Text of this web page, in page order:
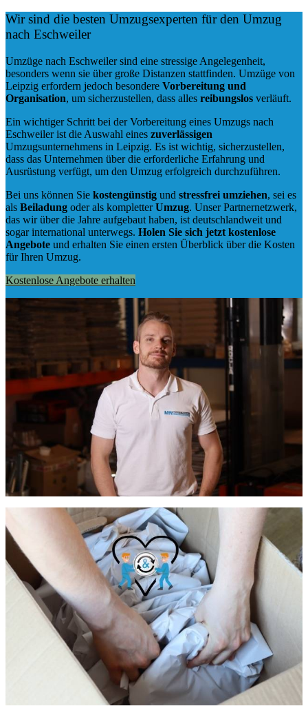
Wir sind die besten Umzugsexperten für den Umzug
nach Eschweiler
Umzüge nach Eschweiler sind eine stressige Angelegenheit,
besonders wenn sie über große Distanzen stattfinden. Umzüge von
Leipzig erfordern jedoch besondere Vorbereitung und
Organisation, um sicherzustellen, dass alles reibungslos verläuft.
Ein wichtiger Schritt bei der Vorbereitung eines Umzugs nach
Eschweiler ist die Auswahl eines zuverlässigen
Umzugsunternehmens in Leipzig. Es ist wichtig, sicherzustellen,
dass das Unternehmen über die erforderliche Erfahrung und
Ausrüstung verfügt, um den Umzug erfolgreich durchzuführen.
Bei uns können Sie kostengünstig und stressfrei umziehen, sei es
als Beiladung oder als kompletterUmzug. Unser Partnernetzwerk,
das wir über die Jahre aufgebaut haben, ist deutschlandweit und
sogar international unterwegs. Holen Sie sich jetzt kostenlose
Angebote und erhalten Sie einen ersten Überblick über die Kosten
für Ihren Umzug.
Kostenlose Angebote erhalten